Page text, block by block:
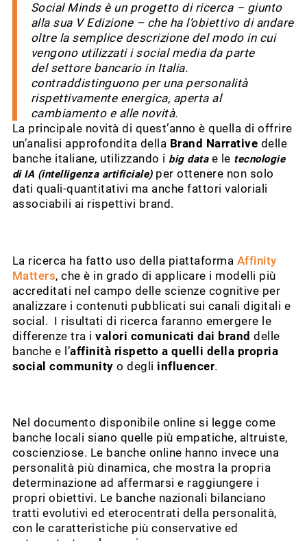
Social Minds è un progetto di ricerca – giunto
alla sua V Edizione – che ha l’obiettivo di andare
oltre la semplice descrizione del modo in cui
vengono utilizzati i social media da parte
del settore bancario in Italia.
contraddistinguono per una personalità
rispettivamente energica, aperta al
cambiamento e alle novità.
La principale novità di quest’anno è quella di offrire
un’analisi approfondita della Brand Narrative delle
banche italiane, utilizzando i big datae le tecnologie
di IA (intelligenza artificiale)per ottenere non solo
dati quali-quantitativi ma anche fattori valoriali
associabili ai rispettivi brand.
La ricerca ha fatto uso della piattaforma Affinity
Matters, che è in grado di applicare i modelli più
accreditati nel campo delle scienze cognitive per
analizzare i contenuti pubblicati sui canali digitali e
social. I risultati di ricerca faranno emergere le
differenze tra ivalori comunicati dai brand delle
banche e l’affinità rispetto a quelli della propria
social community o degli influencer.
Nel documento disponibile online si legge come
banche locali siano quelle più empatiche, altruiste,
coscienziose. Le banche online hanno invece una
personalità più dinamica, che mostra la propria
determinazione ad affermarsi e raggiungere i
propri obiettivi. Le banche nazionali bilanciano
tratti evolutivi ed eterocentrati della personalità,
con le caratteristiche più conservative ed